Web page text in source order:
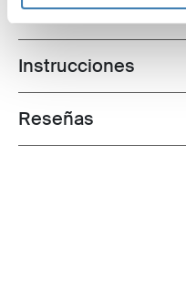
Toggle
Especificaciones
Toggle guides and
Instrucciones
Toggle overview
Reseñas